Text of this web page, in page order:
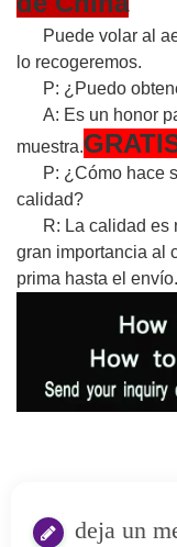
Puede volar al
lo recogeremos.
P: ¿Puedo
A: Es un honor
muestra.
P: ¿Cómo hace
calidad?
R: La calidad es
gran importancia al
prima hasta el envío.
deja un